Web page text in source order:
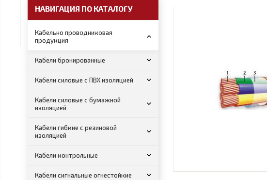
НАВИГАЦИЯ ПО КАТАЛОГУ
Кабельно проводниковая
продукция
Кабели бронированные
Кабели силовые с ПВХ изоляцией
Кабели силовые с бумажной
изоляцией
Кабели гибкие с резиновой
изоляцией
Кабели контрольные
Кабели сигнальные огнестойкие